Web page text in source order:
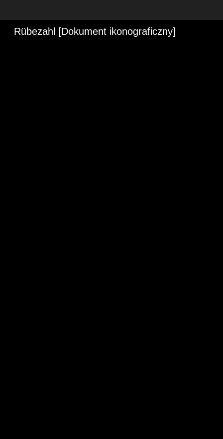
Rübezahl [Dokument ikonograficzny]